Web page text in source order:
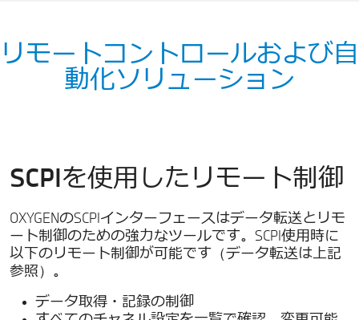
リモートコントロールおよび自
動化ソリューション
SCPIを使用したリモート制御
OXYGENのSCPIインターフェースはデータ転送とリモ
ート制御のための強力なツールです。SCPI使用時に
以下のリモート制御が可能です（データ転送は上記
参照）。
データ取得・記録の制御